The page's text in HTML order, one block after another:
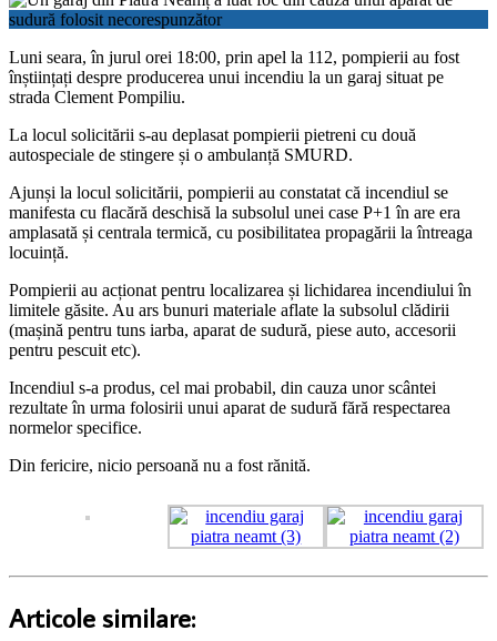
Luni seara, în jurul orei 18:00, prin apel la 112, pompierii au fost
înștiințați despre producerea unui incendiu la un garaj situat pe
strada Clement Pompiliu.
La locul solicitării s-au deplasat pompierii pietreni cu două
autospeciale de stingere și o ambulanță SMURD.
Ajunși la locul solicitării, pompierii au constatat că incendiul se
manifesta cu flacără deschisă la subsolul unei case P+1 în are era
amplasată și centrala termică, cu posibilitatea propagării la întreaga
locuință.
Pompierii au acționat pentru localizarea și lichidarea incendiului în
limitele găsite. Au ars bunuri materiale aflate la subsolul clădirii
(mașină pentru tuns iarba, aparat de sudură, piese auto, accesorii
pentru pescuit etc).
Incendiul s-a produs, cel mai probabil, din cauza unor scântei
rezultate în urma folosirii unui aparat de sudură fără respectarea
normelor specifice.
Din fericire, nicio persoană nu a fost rănită.
Articole similare: